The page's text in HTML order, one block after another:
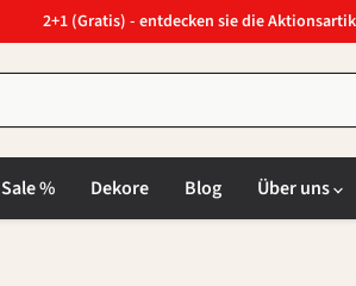
2+1 (Gratis) - entdecken sie die
Sale % Dekore Blog Über uns